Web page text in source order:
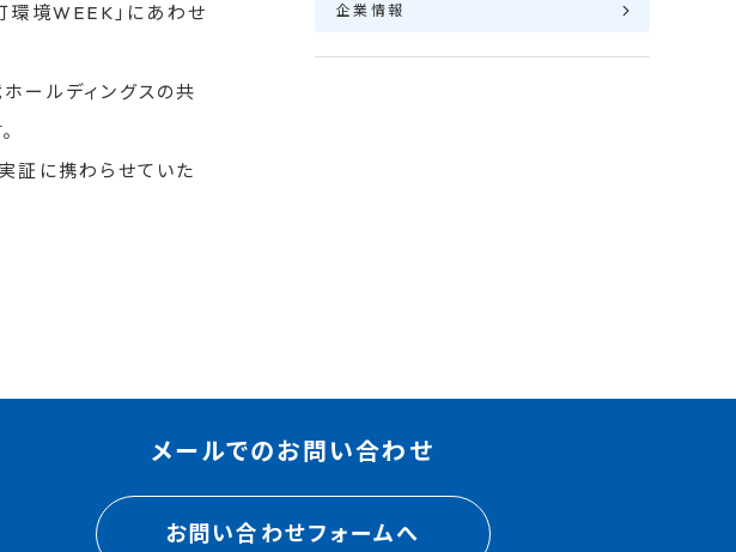
環境WEEK」にあわせ
ールディングスの共
証に携わらせていた
企業情報
メールでのお問い合わせ
お問い合わせフォームへ